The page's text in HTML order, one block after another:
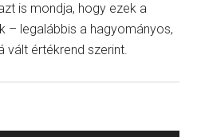
is mondja, hogy ezek a
– legalábbis a hagyományos,
vált értékrend szerint.